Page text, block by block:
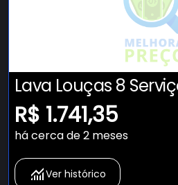
Lava Louças 8
Cinza - BLF08BS
R$ 1.741,35
há cerca de 2 meses
Ver histórico